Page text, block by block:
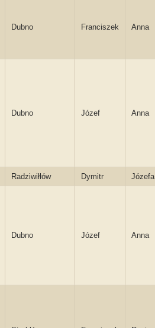
Dubno Franciszek Anna
Dubno Józef Anna
Radziwiłłów Dymitr Józefa
Dubno Józef Anna